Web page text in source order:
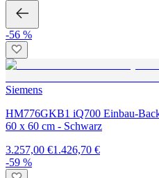
-56 %
Siemens
HM776GKB1 iQ700 Einbau-
60 x 60 cm - Schwarz
3.257,00 €1.426,70 €
-59 %